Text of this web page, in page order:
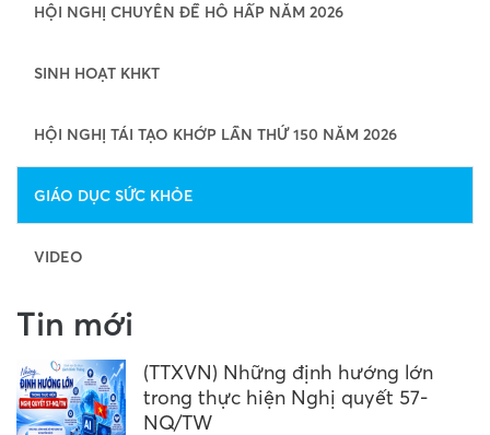
HỘI NGHỊ CHUYÊN ĐỀ HÔ HẤP NĂM 2026
SINH HOẠT KHKT
HỘI NGHỊ TÁI TẠO KHỚP LẦN THỨ 150 NĂM 2026
GIÁO DỤC SỨC KHỎE
VIDEO
Tin mới
(TTXVN) Những định hướng lớn
trong thực hiện Nghị quyết 57-
NQ/TW